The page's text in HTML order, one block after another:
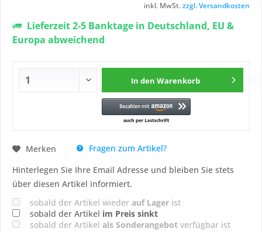
inkl. MwSt.zzgl. Versandkosten
Lieferzeit 2-5 Banktage in Deutschland, EU &
Europa abweichend
In den Warenkorb
Merken
Fragen zum Artikel?
Hinterlegen Sie Ihre Email Adresse und bleiben Sie stets
über diesen Artikel informiert.
sobald der Artikel wieder auf Lager ist
sobald der Artikel im Preis sinkt
sobald der Artikel als Sonderangebot verfügbar ist